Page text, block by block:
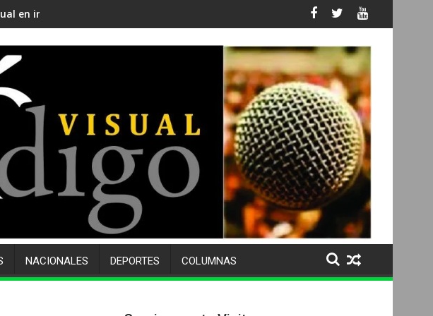
en innovación educativa
NACIONALES DEPORTES COLUMNAS